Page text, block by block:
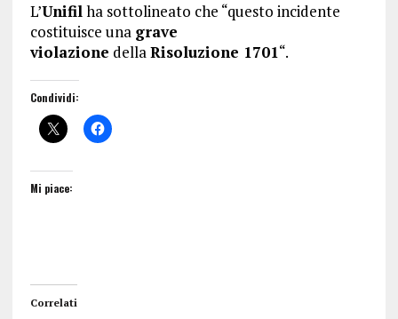
L’Unifilha sottolineato che “questo incidente
costituisce una grave
violazione dellaRisoluzione 1701“.
Condividi:
Mi piace:
Correlati